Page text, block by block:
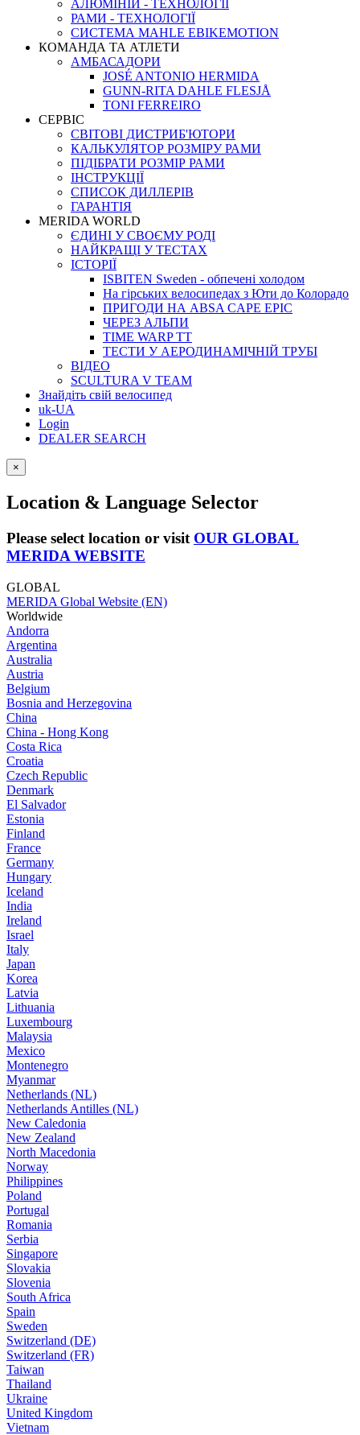
АЛЮМІНІЙ - ТЕХНОЛОГІЇ
РАМИ - ТЕХНОЛОГІЇ
СИСТЕМА MAHLE EBIKEMOTION
КОМАНДА ТА АТЛЕТИ
АМБАСАДОРИ
JOSÉ ANTONIO HERMIDA
GUNN-RITA DAHLE FLESJÅ
TONI FERREIRO
СЕРВІС
СВІТОВІ ДИСТРИБ'ЮТОРИ
КАЛЬКУЛЯТОР РОЗМIРУ РАМИ
ПІДІБРАТИ РОЗМІР РАМИ
IНСТРУКЦIЇ
СПИСОК ДИЛЛЕРІВ
ГАРАНТIЯ
MERIDA WORLD
ЄДИНI У СВОЄМУ РОДI
НАЙКРАЩІ У ТЕСТАХ
ІСТОРІЇ
ISBITEN Sweden - обпечені холодом
На гірських велосипедах з Юти до Колорадо
ПРИГОДИ НА ABSA CAPE EPIC
ЧЕРЕЗ АЛЬПИ
TIME WARP TT
ТЕСТИ У АЕРОДИНАМІЧНІЙ ТРУБІ
ВІДЕО
SCULTURA V TEAM
Знайдіть свій велосипед
uk-UA
Login
DEALER SEARCH
×
Location & Language Selector
Please select location or visit OUR GLOBAL
MERIDA WEBSITE
GLOBAL
MERIDA Global Website (EN)
Worldwide
Andorra
Argentina
Australia
Austria
Belgium
Bosnia and Herzegovina
China
China - Hong Kong
Costa Rica
Croatia
Czech Republic
Denmark
El Salvador
Estonia
Finland
France
Germany
Hungary
Iceland
India
Ireland
Israel
Italy
Japan
Korea
Latvia
Lithuania
Luxembourg
Malaysia
Mexico
Montenegro
Myanmar
Netherlands (NL)
Netherlands Antilles (NL)
New Caledonia
New Zealand
North Macedonia
Norway
Philippines
Poland
Portugal
Romania
Serbia
Singapore
Slovakia
Slovenia
South Africa
Spain
Sweden
Switzerland (DE)
Switzerland (FR)
Taiwan
Thailand
Ukraine
United Kingdom
Vietnam